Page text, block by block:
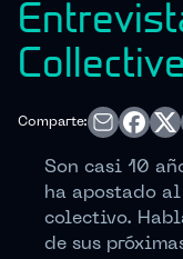
Collective
Comparte:
Son casi 10
ha apostado
colectivo.
de sus